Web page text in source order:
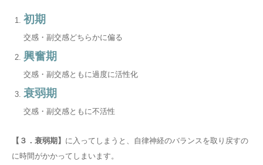
初期
交感・副交感どちらかに偏る
興奮期
交感・副交感ともに過度に活性化
衰弱期
交感・副交感ともに不活性
【３．衰弱期】 に入ってしまうと、自律神経のバランスを取り戻すの
に時間がかかってしまいます。